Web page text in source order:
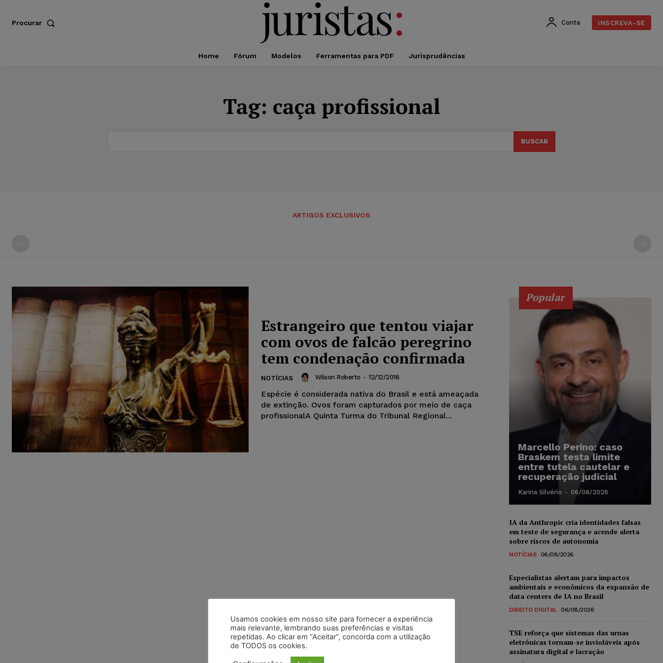
Procurar Conta INSCREVA-SE
Home Fórum Modelos Ferramentas para PDF Jurisprudências
Tag: caça profissional
BUSCAR
ARTIGOS EXCLUSIVOS
Estrangeiro que tentou viajar
com ovos de falcão peregrino
tem condenação confirmada
NOTÍCIAS Wilson Roberto - 12/12/2016
Espécie é considerada nativa do Brasil e está ameaçada
de extinção. Ovos foram capturados por meio de caça
profissionalA Quinta Turma do Tribunal Regional...
Popular
Marcello Perino: caso
Braskem testa limite
entre tutela cautelar e
recuperação judicial
Karina Silvério - 06/08/2026
IA da Anthropic cria identidades falsas
em teste de segurança e acende alerta
sobre riscos de autonomia
NOTÍCIAS 06/08/2026
Especialistas alertam para impactos
ambientais e econômicos da expansão de
data centers de IA no Brasil
DIREITO DIGITAL 06/08/2026
TSE reforça que sistemas das urnas
eletrônicas tornam-se invioláveis após
assinatura digital e lacração
Usamos cookies em nosso site para fornecer a experiência
mais relevante, lembrando suas preferências e visitas
repetidas. Ao clicar em “Aceitar”, concorda com a utilização
de TODOS os cookies.